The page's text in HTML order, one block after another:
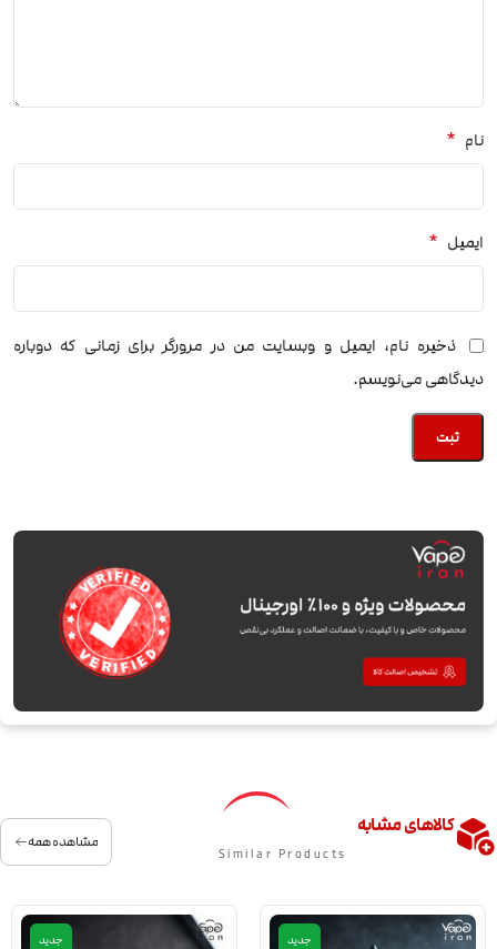
نام *
ایمیل *
ذخیره نام، ایمیل و وبسایت من در مرورگر برای زمانی که دوباره
دیدگاهی می‌نویسم.
کالاهای مشابه
Similar Products
مشاهده همه
جدید جدید